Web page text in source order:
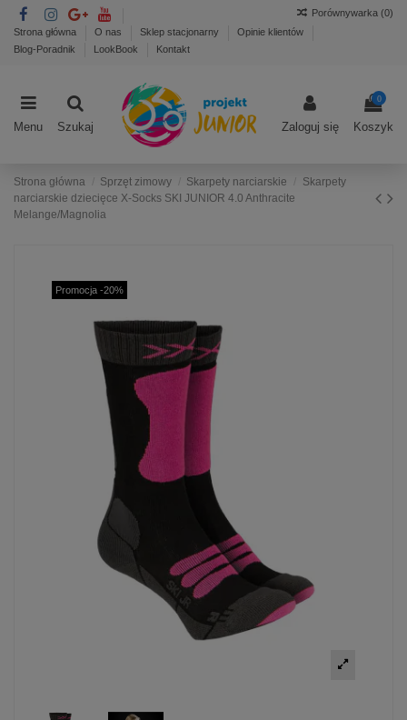
Strona główna O nas Sklep stacjonarny
Opinie klientów
Blog-Poradnik
LookBook Kontakt
Porównywarka (0)
Menu Szukaj Zaloguj się
0
Koszyk
Strona główna Sprzęt zimowy Skarpety narciarskie
Skarpety
narciarskie dziecięce X-Socks SKI JUNIOR 4.0 Anthracite
Melange/Magnolia
Promocja -20%